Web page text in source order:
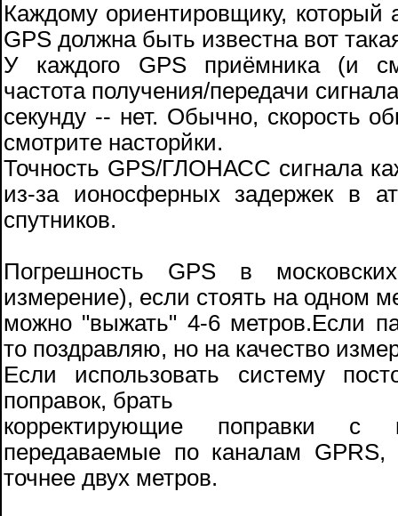
Каждому ориентировщику,
GPS должна быть известна вот
У каждого GPS приёмника (и
частота получения/передачи
секунду -- нет. Обычно, скорость
смотрите насторйки.
Точность GPS/ГЛОНАСС сигнала
из-за ионосферных задержек в
спутников.
Погрешность GPS в
измерение), если стоять на одном
можно "выжать" 4-6 метров.Если
то поздравляю, но на качество
Если использовать систему
поправок, брать
корректирующие поправки с
передаваемые по каналам
точнее двух метров.